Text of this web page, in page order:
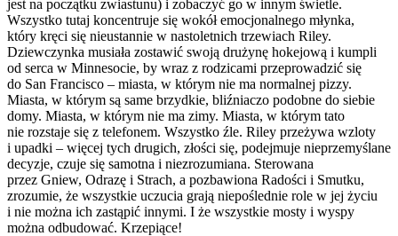
jest na początku zwiastunu) i zobaczyć go w innym świetle.
Wszystko tutaj koncentruje się wokół emocjonalnego młynka,
który kręci się nieustannie w nastoletnich trzewiach Riley.
Dziewczynka musiała zostawić swoją drużynę hokejową i kumpli
od serca w Minnesocie, by wraz z rodzicami przeprowadzić się
do San Francisco – miasta, w którym nie ma normalnej pizzy.
Miasta, w którym są same brzydkie, bliźniaczo podobne do siebie
domy. Miasta, w którym nie ma zimy. Miasta, w którym tato
nie rozstaje się z telefonem. Wszystko źle. Riley przeżywa wzloty
i upadki – więcej tych drugich, złości się, podejmuje nieprzemyślane
decyzje, czuje się samotna i niezrozumiana. Sterowana
przez Gniew, Odrazę i Strach, a pozbawiona Radości i Smutku,
zrozumie, że wszystkie uczucia grają niepoślednie role w jej życiu
i nie można ich zastąpić innymi. I że wszystkie mosty i wyspy
można odbudować. Krzepiące!